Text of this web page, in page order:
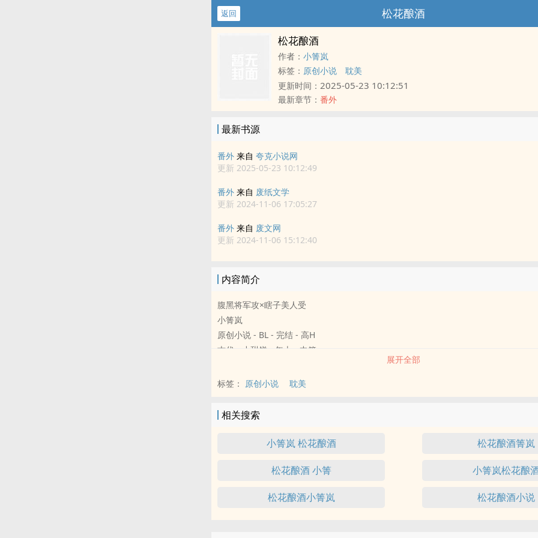
返回 松花酿酒
松花酿酒
作者： 小箐岚
标签： 原创小说
耽美
更新时间： 2025-05-23 10:12:51
最新章节： 番外
最新书源
番外 来自 夸克小说网
更新 2025-05-23 10:12:49
番外 来自 废纸文学
更新 2024-11-06 17:05:27
番外 来自 废文网
更新 2024-11-06 15:12:40
内容简介
腹黑将军攻×瞎子美人受
小箐岚
原创小说 - BL - 完结 - 高H
古代 - 小甜饼 - 年上 - 中篇
萧珩×谢忱
展开全部
标签： 原创小说 耽美
相关搜索
小箐岚 松花酿酒 松花酿酒箐岚
松花酿酒 小箐 小箐岚松花酿
松花酿酒小箐岚 松花酿酒小说